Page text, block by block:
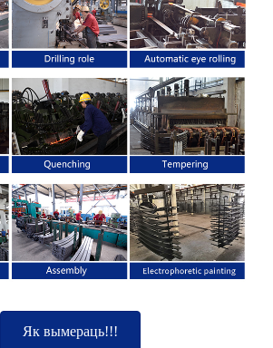
Як вымераць!!!